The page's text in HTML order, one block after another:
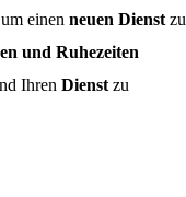
um einen neuen Dienstzu
und Ruhezeiten
Ihren Dienstzu